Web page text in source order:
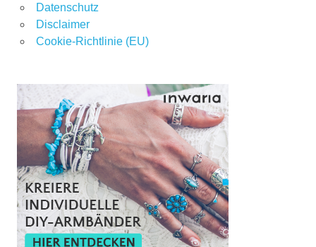
Datenschutz
Disclaimer
Cookie-Richtlinie (EU)